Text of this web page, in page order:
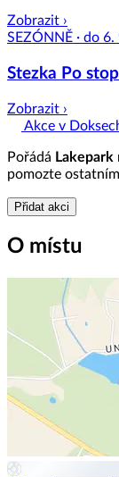
Zobrazit ›
SEZÓNNĚ · do 6.
Stezka Po
Zobrazit ›
Akce v
Pořádá Lakepark
pomozte
Přidat akci
O místu